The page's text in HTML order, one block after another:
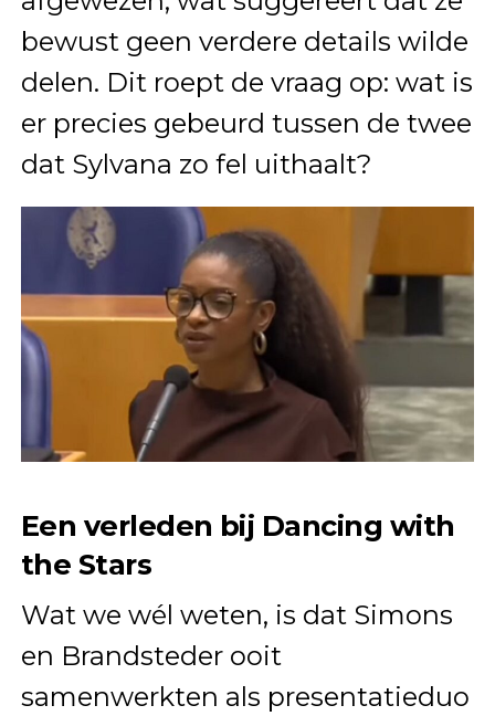
bewust geen verdere details wilde
delen. Dit roept de vraag op: wat is
er precies gebeurd tussen de twee
dat Sylvana zo fel uithaalt?
Een verleden bij Dancing with
the Stars
Wat we wél weten, is dat Simons
en Brandsteder ooit
samenwerkten als presentatieduo